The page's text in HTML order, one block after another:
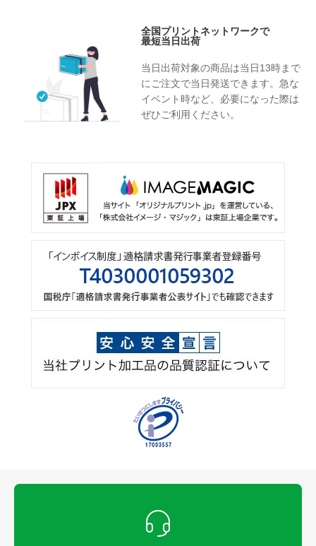
全国プリントネットワークで
最短当日出荷
当日出荷対象の商品は当日13時まで
にご注文で当日発送できます。急な
イベント時など、必要になった際は
ぜひご利用ください。